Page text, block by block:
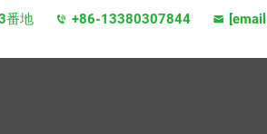
番地 +86-13380307844